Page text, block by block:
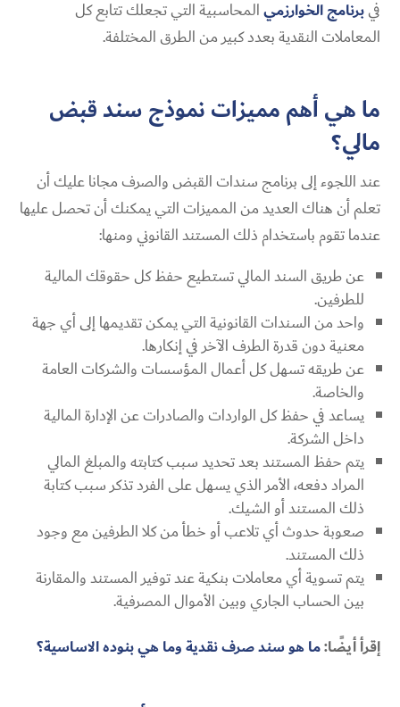
فيبرنامج الخوارزميالمحاسبية التي تجعلك تتابع كل
المعاملات النقدية بعدد كبير من الطرق المختلفة.
ما هي أهم مميزات نموذج سند قبض
مالي؟
عند اللجوء إلىبرنامج سندات القبض والصرف مجاناعليك أن
تعلم أن هناك العديد من المميزات التي يمكنك أن تحصل عليها
عندما تقوم باستخدام ذلك المستند القانوني ومنها:
عن طريق السند المالي تستطيع حفظ كل حقوقك المالية
للطرفين.
واحد من السندات القانونية التي يمكن تقديمها إلى أي جهة
معنية دون قدرة الطرف الآخر في إنكارها.
عن طريقه تسهل كل أعمال المؤسسات والشركات العامة
والخاصة.
يساعد في حفظ كل الواردات والصادرات عن الإدارة المالية
داخل الشركة.
يتم حفظ المستند بعد تحديد سبب كتابته والمبلغ المالي
المراد دفعه، الأمر الذي يسهل على الفرد تذكر سبب كتابة
ذلك المستند أو الشيك.
صعوبة حدوث أي تلاعب أو خطأ من كلا الطرفين مع وجود
ذلك المستند.
يتم تسوية أي معاملات بنكية عند توفير المستند والمقارنة
بين الحساب الجاري وبين الأموال المصرفية.
إقرأ أيضًا:ما هو سند صرف نقدية وما هي بنوده الاساسية؟